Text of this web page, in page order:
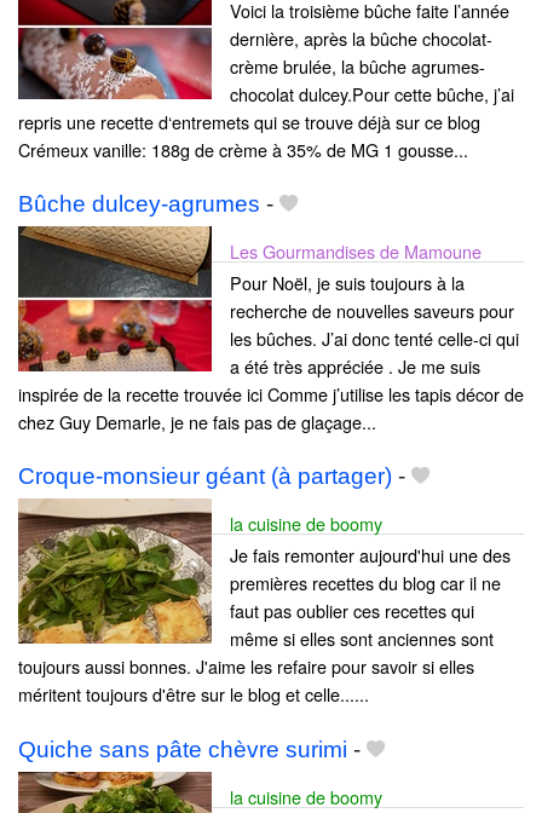
Voici la troisième bûche faite l’année
dernière, après la bûche chocolat-
crème brulée, la bûche agrumes-
chocolat dulcey.Pour cette bûche, j’ai
repris une recette d‘entremets qui se trouve déjà sur ce blog
Crémeux vanille: 188g de crème à 35% de MG 1 gousse...
Bûche dulcey-agrumes -
Les Gourmandises de Mamoune
Pour Noël, je suis toujours à la
recherche de nouvelles saveurs pour
les bûches. J’ai donc tenté celle-ci qui
a été très appréciée . Je me suis
inspirée de la recette trouvée ici Comme j’utilise les tapis décor de
chez Guy Demarle, je ne fais pas de glaçage...
Croque-monsieur géant (à partager) -
la cuisine de boomy
Je fais remonter aujourd'hui une des
premières recettes du blog car il ne
faut pas oublier ces recettes qui
même si elles sont anciennes sont
toujours aussi bonnes. J'aime les refaire pour savoir si elles
méritent toujours d'être sur le blog et celle......
Quiche sans pâte chèvre surimi -
la cuisine de boomy